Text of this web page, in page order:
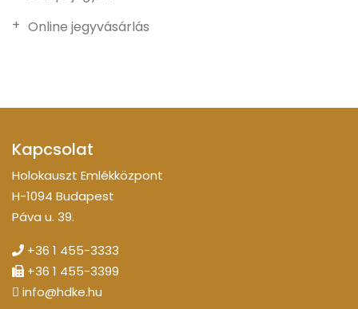
Online jegyvásárlás
Kapcsolat
Holokauszt Emlékközpont
H-1094 Budapest
Páva u. 39.
+36 1 455-3333
+36 1 455-3399
info@hdke.hu